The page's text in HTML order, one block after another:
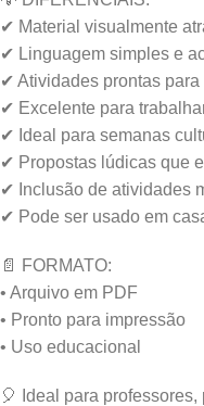
✔ Material visualmente
✔ Linguagem simples e
✔ Atividades prontas para
✔ Excelente para
✔ Ideal para semanas
✔ Propostas lúdicas que
✔ Inclusão de atividades
✔ Pode ser usado em
📄 FORMATO:
• Arquivo em PDF
• Pronto para impressão
• Uso educacional
🎈 Ideal para